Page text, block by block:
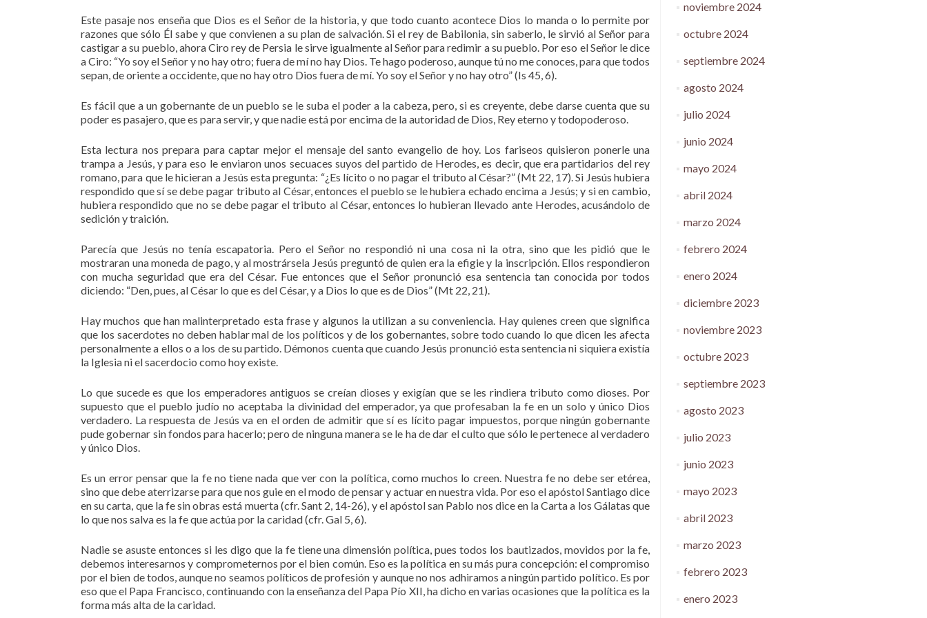
Este pasaje nos enseña que Dios es el Señor de la historia, y que todo cuanto acontece Dios lo manda o lo permite por
razones que sólo Él sabe y que convienen a su plan de salvación. Si el rey de Babilonia, sin saberlo, le sirvió al Señor para
castigar a su pueblo, ahora Ciro rey de Persia le sirve igualmente al Señor para redimir a su pueblo. Por eso el Señor le dice
a Ciro: “Yo soy el Señor y no hay otro; fuera de mí no hay Dios. Te hago poderoso, aunque tú no me conoces, para que todos
sepan, de oriente a occidente, que no hay otro Dios fuera de mí. Yo soy el Señor y no hay otro” (Is 45, 6).
Es fácil que a un gobernante de un pueblo se le suba el poder a la cabeza, pero, si es creyente, debe darse cuenta que su
poder es pasajero, que es para servir, y que nadie está por encima de la autoridad de Dios, Rey eterno y todopoderoso.
Esta lectura nos prepara para captar mejor el mensaje del santo evangelio de hoy. Los fariseos quisieron ponerle una
trampa a Jesús, y para eso le enviaron unos secuaces suyos del partido de Herodes, es decir, que era partidarios del rey
romano, para que le hicieran a Jesús esta pregunta: “¿Es lícito o no pagar el tributo al César?” (Mt 22, 17). Si Jesús hubiera
respondido que sí se debe pagar tributo al César, entonces el pueblo se le hubiera echado encima a Jesús; y si en cambio,
hubiera respondido que no se debe pagar el tributo al César, entonces lo hubieran llevado ante Herodes, acusándolo de
sedición y traición.
Parecía que Jesús no tenía escapatoria. Pero el Señor no respondió ni una cosa ni la otra, sino que les pidió que le
mostraran una moneda de pago, y al mostrársela Jesús preguntó de quien era la efigie y la inscripción. Ellos respondieron
con mucha seguridad que era del César. Fue entonces que el Señor pronunció esa sentencia tan conocida por todos
diciendo: “Den, pues, al César lo que es del César, y a Dios lo que es de Dios” (Mt 22, 21).
Hay muchos que han malinterpretado esta frase y algunos la utilizan a su conveniencia. Hay quienes creen que significa
que los sacerdotes no deben hablar mal de los políticos y de los gobernantes, sobre todo cuando lo que dicen les afecta
personalmente a ellos o a los de su partido. Démonos cuenta que cuando Jesús pronunció esta sentencia ni siquiera existía
la Iglesia ni el sacerdocio como hoy existe.
Lo que sucede es que los emperadores antiguos se creían dioses y exigían que se les rindiera tributo como dioses. Por
supuesto que el pueblo judío no aceptaba la divinidad del emperador, ya que profesaban la fe en un solo y único Dios
verdadero. La respuesta de Jesús va en el orden de admitir que sí es lícito pagar impuestos, porque ningún gobernante
pude gobernar sin fondos para hacerlo; pero de ninguna manera se le ha de dar el culto que sólo le pertenece al verdadero
y único Dios.
Es un error pensar que la fe no tiene nada que ver con la política, como muchos lo creen. Nuestra fe no debe ser etérea,
sino que debe aterrizarse para que nos guie en el modo de pensar y actuar en nuestra vida. Por eso el apóstol Santiago dice
en su carta, que la fe sin obras está muerta (cfr. Sant 2, 14-26), y el apóstol san Pablo nos dice en la Carta a los Gálatas que
lo que nos salva es la fe que actúa por la caridad (cfr. Gal 5, 6).
Nadie se asuste entonces si les digo que la fe tiene una dimensión política, pues todos los bautizados, movidos por la fe,
debemos interesarnos y comprometernos por el bien común. Eso es la política en su más pura concepción: el compromiso
por el bien de todos, aunque no seamos políticos de profesión y aunque no nos adhiramos a ningún partido político. Es por
eso que el Papa Francisco, continuando con la enseñanza del Papa Pío XII, ha dicho en varias ocasiones que la política es la
forma más alta de la caridad.
noviembre 2024
octubre 2024
septiembre 2024
agosto 2024
julio 2024
junio 2024
mayo 2024
abril 2024
marzo 2024
febrero 2024
enero 2024
diciembre 2023
noviembre 2023
octubre 2023
septiembre 2023
agosto 2023
julio 2023
junio 2023
mayo 2023
abril 2023
marzo 2023
febrero 2023
enero 2023